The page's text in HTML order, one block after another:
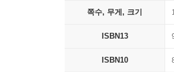
쪽수, 무게, 크기
ISBN13
ISBN10